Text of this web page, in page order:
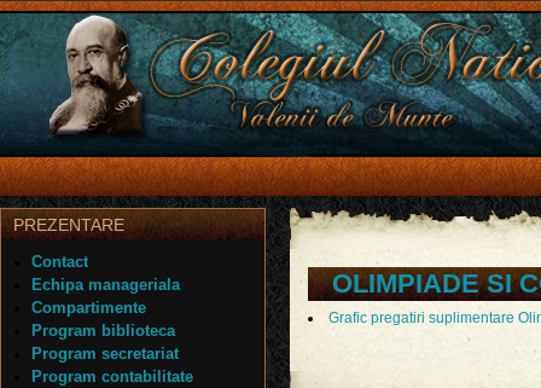
OLIMPIADE SI
Grafic pregatiri suplimentare
PREZENTARE
Contact
Echipa manageriala
Compartimente
Program biblioteca
Program secretariat
Program contabilitate